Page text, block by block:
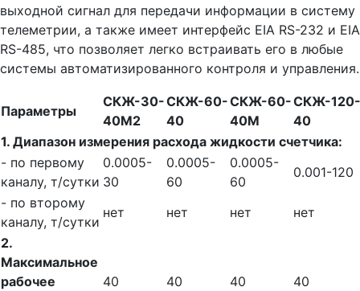
выходной сигнал для передачи информации в систему
телеметрии, а также имеет интерфейс EIA RS-232 и EIA
RS-485, что позволяет легко встраивать его в любые
системы автоматизированного контроля и управления.
Параметры
СКЖ-30-
40М2
СКЖ-60-
40
СКЖ-60-
40М
СКЖ-120-
40
1. Диапазон измерения расхода жидкости счетчика:
- по первому
каналу, т/сутки
0.0005-
30
0.0005-
60
0.0005-
60
0.001-120
- по второму
каналу, т/сутки
нет нет нет
нет
2.
Максимальное
рабочее
40 40 40 40